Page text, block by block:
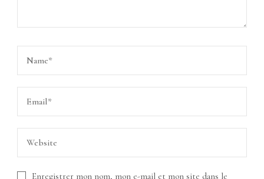
Enregistrer mon nom, mon e-mail et mon site dans le